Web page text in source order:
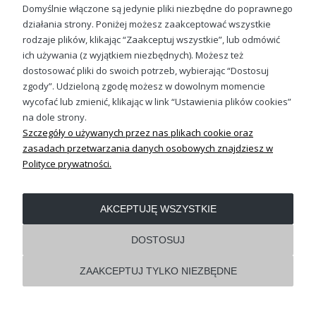
OBSŁUGA KLIENTA
REGULAMINY
Pokaż pełną wersję strony
Domyślnie włączone są jedynie pliki niezbędne do poprawnego
działania strony. Poniżej możesz zaakceptować wszystkie
rodzaje plików, klikając “Zaakceptuj wszystkie”, lub odmówić
ich używania (z wyjątkiem niezbędnych). Możesz też
dostosować pliki do swoich potrzeb, wybierając “Dostosuj
zgody”. Udzieloną zgodę możesz w dowolnym momencie
wycofać lub zmienić, klikając w link “Ustawienia plików cookies”
na dole strony.
Szczegóły o używanych przez nas plikach cookie oraz
zasadach przetwarzania danych osobowych znajdziesz w
Polityce prywatności.
ZAAKCEPTUJ TYLKO NIEZBĘDNE
DOSTOSUJ
AKCEPTUJĘ WSZYSTKIE